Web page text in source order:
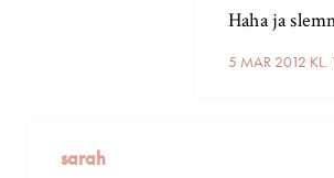
5 MAR 2012 KL.
Haha ja
sarah